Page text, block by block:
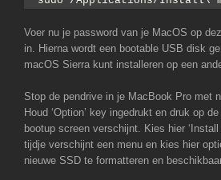
Voer nu je password van je MacOS op
in. Hierna wordt een bootable USB disk
macOS Sierra kunt installeren op een
Stop de pendrive in je MacBook Pro met
Houd ‘Option’ key ingedrukt en druk op
bootup screen verschijnt. Kies hier
tijdje verschijnt een menu en kies hier
nieuwe SSD te formatteren en